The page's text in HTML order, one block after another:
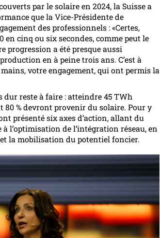
par le solaire en 2024, la Suisse a
que la Vice-Présidente de
des professionnels : «Certes,
en cinq ou six secondes, comme peut le
progression a été presque aussi
en à peine trois ans. C’est à
votre engagement, qui ont permis la
dur reste à faire : atteindre 45 TWh
80 % devront provenir du solaire. Pour y
présenté six axes d’action, allant du
l’optimisation de l’intégration réseau, en
la mobilisation du potentiel foncier.